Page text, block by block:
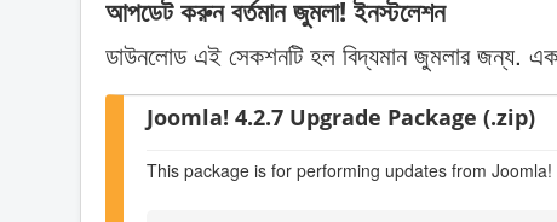
আপডেট করুন বর্তমান জুমলা! ইনস্টলেশন
ডাউনলোড এই সেকশনটি হল বিদ্যমান জুমলার জন্য.
Joomla! 4.2.7 Upgrade Package (.zip)
This package is for performing updates from